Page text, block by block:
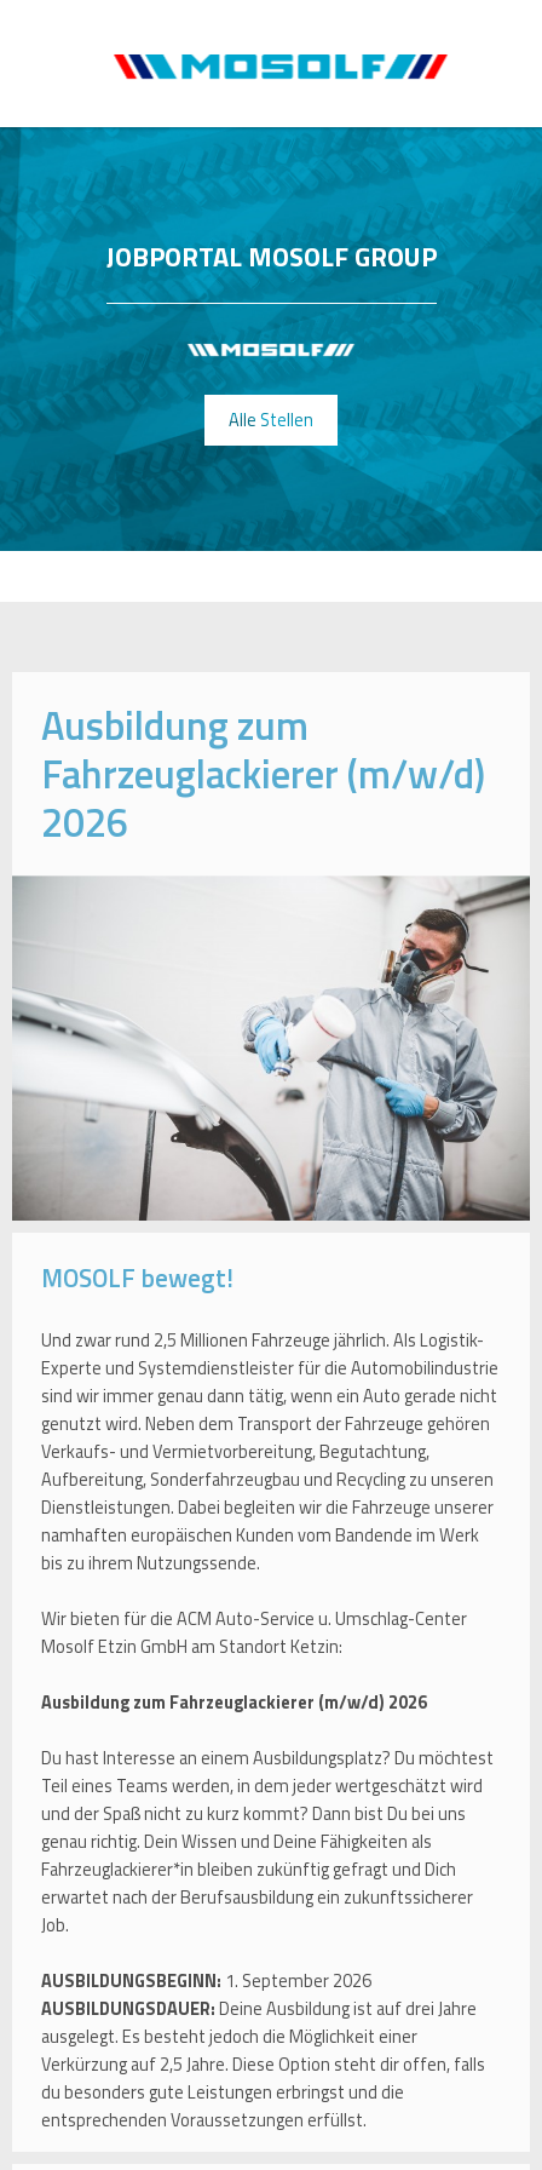
JOBPORTAL MOSOLF GROUP
Alle Stellen
Ausbildung zum
Fahrzeuglackierer (m/w/d)
2026
MOSOLF bewegt!
Und zwar rund 2,5 Millionen Fahrzeuge jährlich. Als Logistik-
Experte und Systemdienstleister für die Automobilindustrie
sind wir immer genau dann tätig, wenn ein Auto gerade nicht
genutzt wird. Neben dem Transport der Fahrzeuge gehören
Verkaufs- und Vermietvorbereitung, Begutachtung,
Aufbereitung, Sonderfahrzeugbau und Recycling zu unseren
Dienstleistungen. Dabei begleiten wir die Fahrzeuge unserer
namhaften europäischen Kunden vom Bandende im Werk
bis zu ihrem Nutzungssende.
Wir bieten für die ACM Auto-Service u. Umschlag-Center
Mosolf Etzin GmbH am Standort Ketzin:
Ausbildung zum Fahrzeuglackierer (m/w/d) 2026
Du hast Interesse an einem Ausbildungsplatz? Du möchtest
Teil eines Teams werden, in dem jeder wertgeschätzt wird
und der Spaß nicht zu kurz kommt? Dann bist Du bei uns
genau richtig. Dein Wissen und Deine Fähigkeiten als
Fahrzeuglackierer*in bleiben zukünftig gefragt und Dich
erwartet nach der Berufsausbildung ein zukunftssicherer
Job.
AUSBILDUNGSBEGINN: 1. September 2026
AUSBILDUNGSDAUER:Deine Ausbildung ist auf drei Jahre
ausgelegt. Es besteht jedoch die Möglichkeit einer
Verkürzung auf 2,5 Jahre. Diese Option steht dir offen, falls
du besonders gute Leistungen erbringst und die
entsprechenden Voraussetzungen erfüllst.